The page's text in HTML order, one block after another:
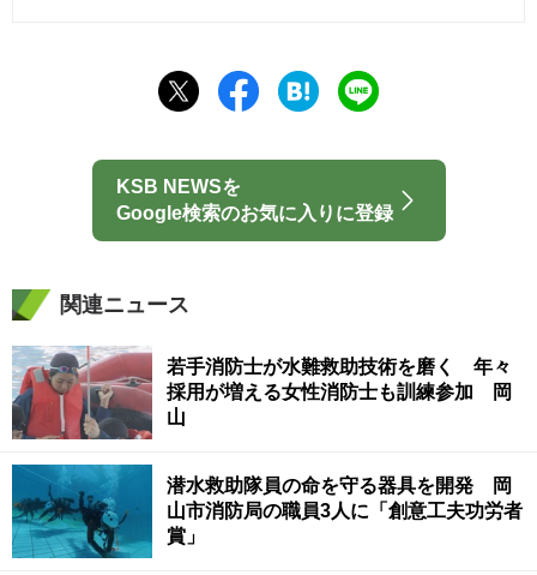
KSB NEWSを
Google検索のお気に入りに登録
関連ニュース
若手消防士が水難救助技術を磨く 年々
採用が増える女性消防士も訓練参加 岡
山
潜水救助隊員の命を守る器具を開発 岡
山市消防局の職員3人に「創意工夫功労者
賞」